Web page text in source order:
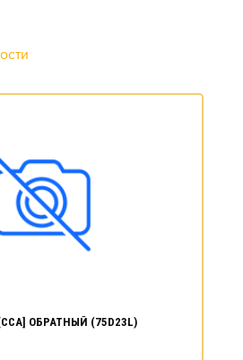
ОБРАТНЫЙ (75D23L)